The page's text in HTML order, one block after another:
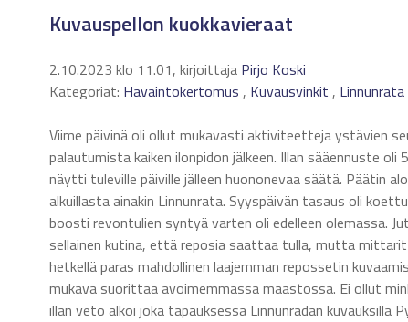
Kuvauspellon kuokkavieraat
2.10.2023 klo 11.01, kirjoittaja Pirjo Koski
Kategoriat: Havaintokertomus , Kuvausvinkit , Linnunrata
Viime päivinä oli ollut mukavasti aktiviteetteja ystävien
palautumista kaiken ilonpidon jälkeen. Illan sääennuste
näytti tuleville päiville jälleen huononevaa säätä. Päätin
alkuillasta ainakin Linnunrata. Syyspäivän tasaus oli
boosti revontulien syntyä varten oli edelleen olemassa.
sellainen kutina, että reposia saattaa tulla, mutta
hetkellä paras mahdollinen laajemman repossetin
mukava suorittaa avoimemmassa maastossa. Ei ollut
illan veto alkoi joka tapauksessa Linnunradan kuvauksilla